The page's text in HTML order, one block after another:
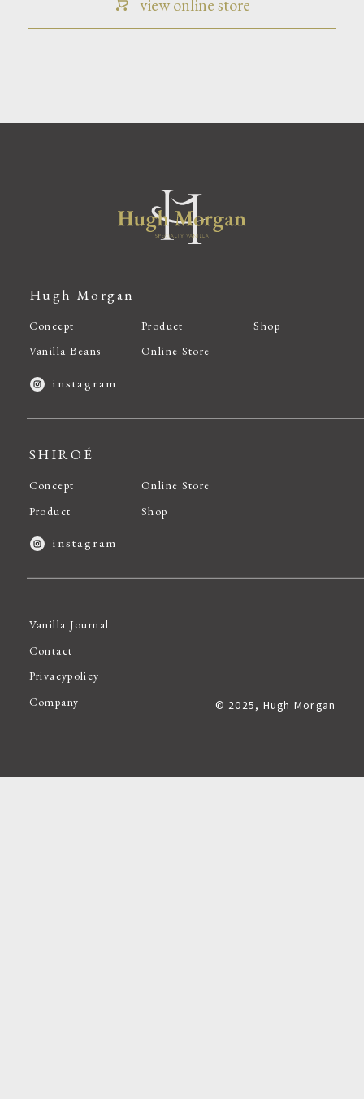
view online store
Hugh Morgan
Concept
Vanilla Beans
Product
Online Store
Shop
instagram
SHIROÉ
Concept
Product
Online Store
Shop
instagram
Vanilla Journal
Contact
Privacypolicy
Company
© 2025, Hugh Morgan